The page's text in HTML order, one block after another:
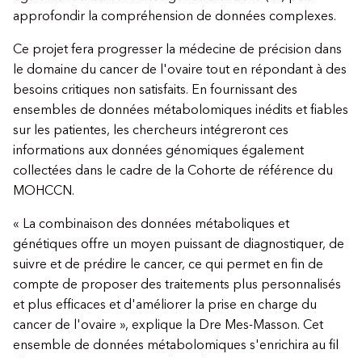
approfondir la compréhension de données complexes.
Ce projet fera progresser la médecine de précision dans
le domaine du cancer de l'ovaire tout en répondant à des
besoins critiques non satisfaits. En fournissant des
ensembles de données métabolomiques inédits et fiables
sur les patientes, les chercheurs intégreront ces
informations aux données génomiques également
collectées dans le cadre de la Cohorte de référence du
MOHCCN.
« La combinaison des données métaboliques et
génétiques offre un moyen puissant de diagnostiquer, de
suivre et de prédire le cancer, ce qui permet en fin de
compte de proposer des traitements plus personnalisés
et plus efficaces et d'améliorer la prise en charge du
cancer de l'ovaire », explique la Dre Mes-Masson. Cet
ensemble de données métabolomiques s'enrichira au fil